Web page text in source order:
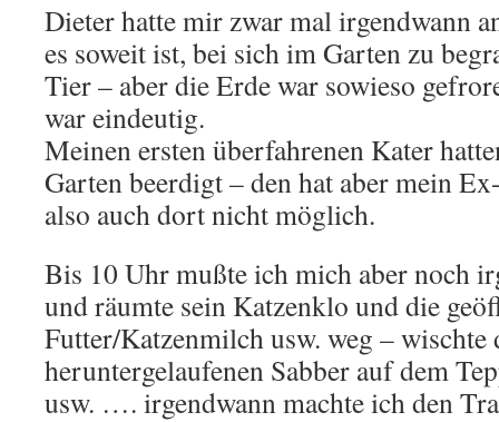
Dieter hatte mir zwar mal irgendwann
es soweit ist, bei sich im Garten zu
Tier – aber die Erde war sowieso
war eindeutig.
Meinen ersten überfahrenen Kater
Garten beerdigt – den hat aber mein
also auch dort nicht möglich.
Bis 10 Uhr mußte ich mich aber noch
und räumte sein Katzenklo und die
Futter/Katzenmilch usw. weg – wischte
heruntergelaufenen Sabber auf dem
usw. …. irgendwann machte ich den